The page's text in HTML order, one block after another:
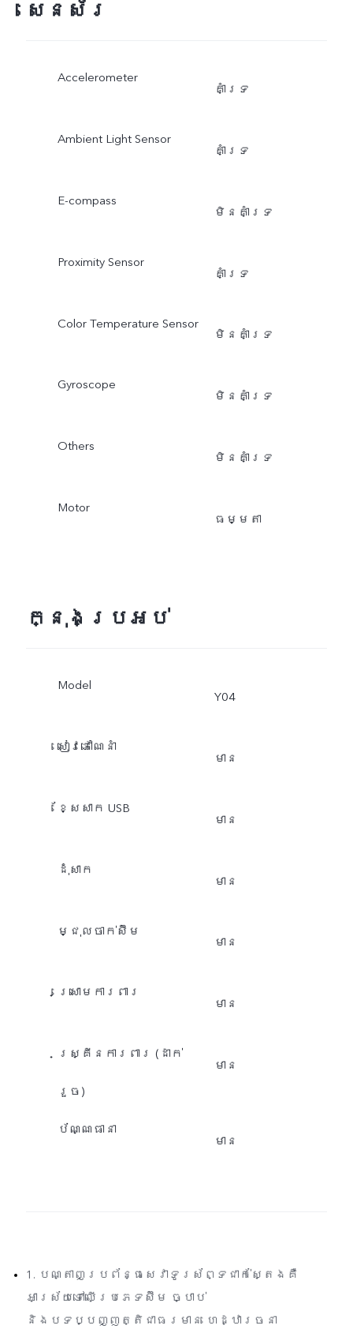
សេនស័រ
Accelerometer
គាំទ្រ
Ambient Light Sensor
គាំទ្រ
E-compass
មិនគាំទ្រ
Proximity Sensor
គាំទ្រ
Color Temperature Sensor
មិនគាំទ្រ
Gyroscope
មិនគាំទ្រ
Others
មិនគាំទ្រ
Motor
ធម្មតា
ក្នុងប្រអប់
Model
Y04
​សៀវភៅណែនាំ
មាន
ខ្សែសាក USB
មាន
ដុំសាក
មាន
ម្ជុលចាក់ស៊ីម
មាន
ស្រោមការពារ
មាន
​ស្គ្រីនការពារ (ដាក់
រួច)
មាន
ប័ណ្ណធានា
មាន
1. បណ្តាញប្រព័ន្ធសេវាទូរស័ព្ទជាក់ស្តែងគឺ
អាស្រ័យទៅលើប្រភេទស៊ីម ច្បាប់
និងបទប្បញ្ញត្តិជាធរមាន ហេដ្ឋារចនា